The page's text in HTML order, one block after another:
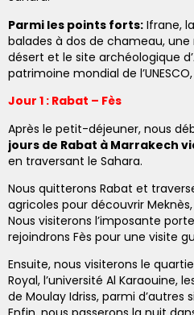
Parmi les points forts: Ifrane,
balades à dos de chameau,
désert et le site archéologique
patrimoine mondial de
Jour 1 : Rabat – Fès
Après le petit-déjeuner, nous
jours de Rabat à Marrakech
en traversant le Sahara.
Nous quitterons Rabat et traverserons de vastes terres
agricoles pour découvrir
Nous visiterons l’imposante
rejoindrons Fès pour une visite
Ensuite, nous visiterons le quartier juif, la porte du Palais
Royal, l’université Al Karaouine,
de Moulay Idriss, parmi d’autres